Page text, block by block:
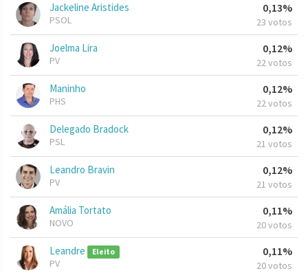
Jackeline Aristides
PSOL
0,13%
23 votos
Joelma Lira
PV
0,12%
22 votos
Maninho
PHS
0,12%
22 votos
Delegado Bradock
PSL
0,12%
21 votos
Leandro Bravin
PV
0,12%
21 votos
Amália Tortato
NOVO
0,11%
20 votos
Leandre Eleito
PV
0,11%
20 votos